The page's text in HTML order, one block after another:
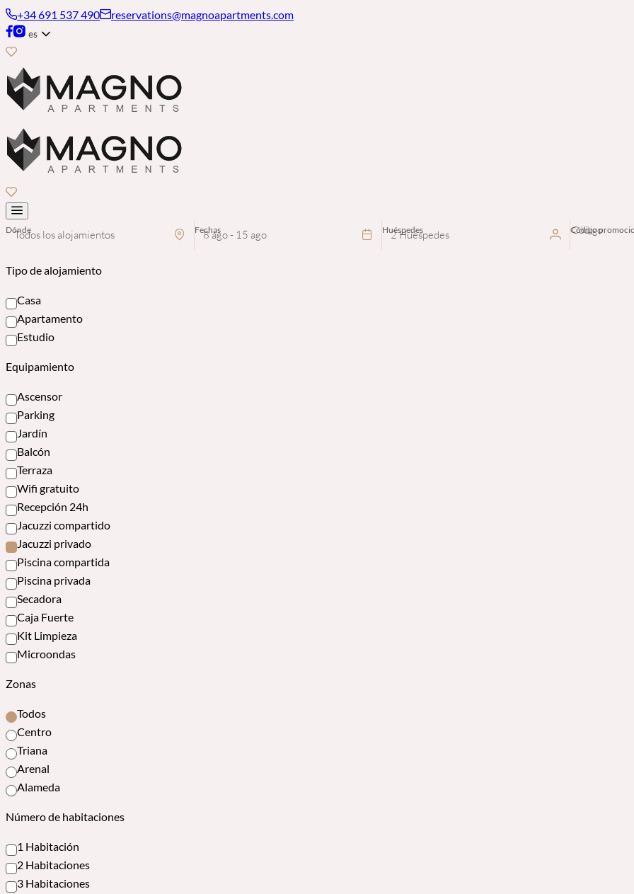
+34 691 537 490 reservations@magnoapartments.com
es
Todos los alojamientos
Dónde 8 ago - 15 ago
Fechas 2 Huéspedes
Huéspedes Código
Tipo de alojamiento
Casa
Apartamento
Estudio
Equipamiento
Ascensor
Parking
Jardín
Balcón
Terraza
Wifi gratuito
Recepción 24h
Jacuzzi compartido
Jacuzzi privado
Piscina compartida
Piscina privada
Secadora
Caja Fuerte
Kit Limpieza
Microondas
Zonas
Todos
Centro
Triana
Arenal
Alameda
Número de habitaciones
1 Habitación
2 Habitaciones
3 Habitaciones